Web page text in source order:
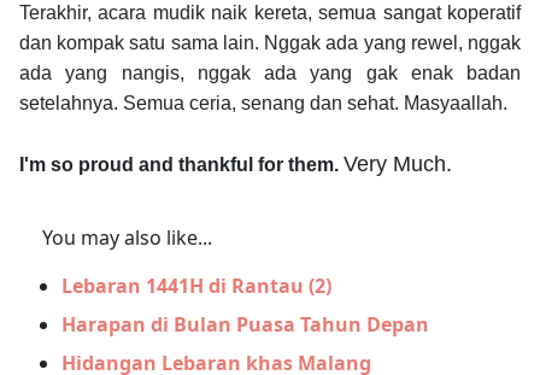
Terakhir, acara mudik naik kereta, semua sangat koperatif
dan kompak satu sama lain. Nggak ada yang rewel, nggak
ada yang nangis, nggak ada yang gak enak badan
setelahnya. Semua ceria, senang dan sehat. Masyaallah.
I'm so proud and thankful for them. Very Much.
You may also like...
Lebaran 1441H di Rantau (2)
Harapan di Bulan Puasa Tahun Depan
Hidangan Lebaran khas Malang